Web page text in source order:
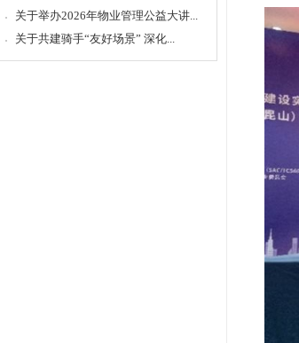
关于举办2026年物业管理公益大讲...
关于共建骑手“友好场景” 深化...